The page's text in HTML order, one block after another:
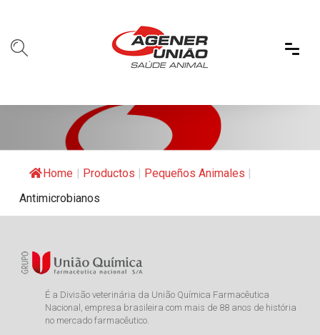
Home | Productos | Pequeños Animales |
Antimicrobianos
É a Divisão veterinária da União Química Farmacêutica
Nacional, empresa brasileira com mais de 88 anos de história
no mercado farmacêutico.